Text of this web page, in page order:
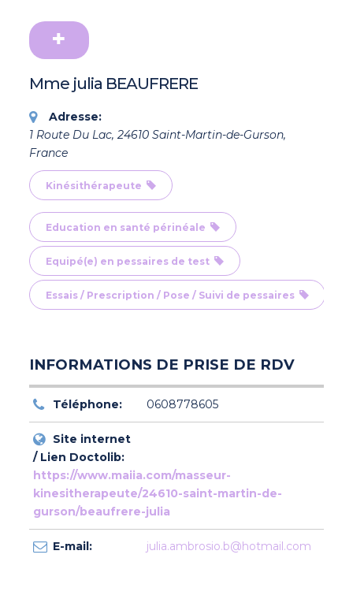
Mme julia BEAUFRERE
Adresse:
1 Route Du Lac, 24610 Saint-Martin-de-Gurson,
France
Kinésithérapeute
Education en santé périnéale
Equipé(e) en pessaires de test
Essais / Prescription / Pose / Suivi de pessaires
INFORMATIONS DE PRISE DE RDV
Téléphone: 0608778605
Site internet
/ Lien Doctolib:
https://www.maiia.com/masseur-
kinesitherapeute/24610-saint-martin-de-
gurson/beaufrere-julia
E-mail: julia.ambrosio.b@hotmail.com